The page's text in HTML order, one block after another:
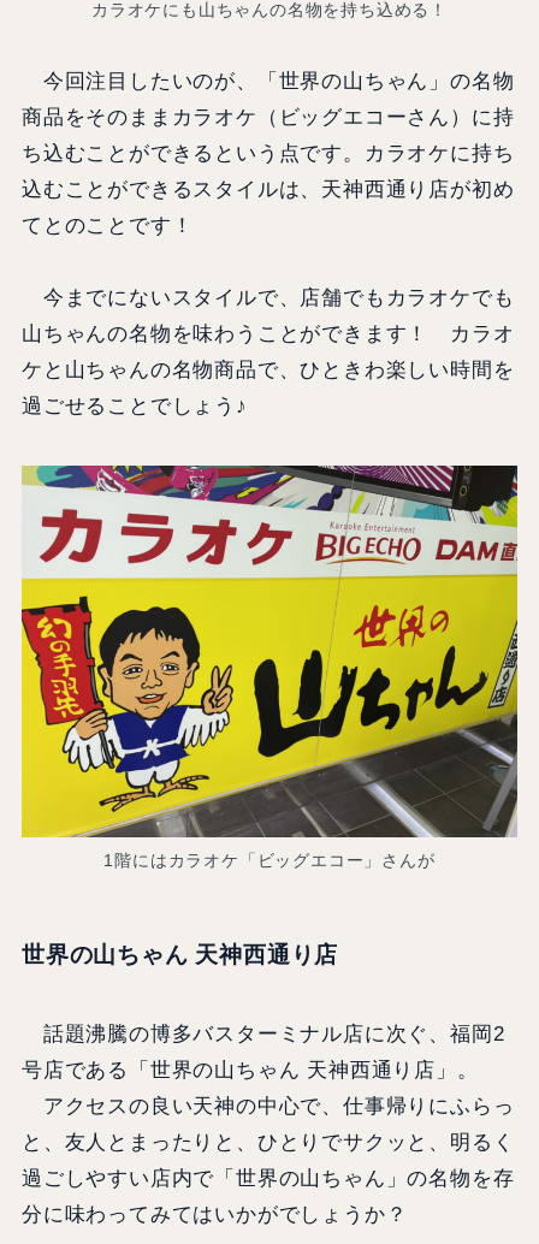
カラオケにも山ちゃんの名物を持ち込める！
今回注目したいのが、「世界の山ちゃん」の名物
商品をそのままカラオケ（ビッグエコーさん）に持
ち込むことができるという点です。カラオケに持ち
込むことができるスタイルは、天神西通り店が初め
てとのことです！
今までにないスタイルで、店舗でもカラオケでも
山ちゃんの名物を味わうことができます！ カラオ
ケと山ちゃんの名物商品で、ひときわ楽しい時間を
過ごせることでしょう♪
1階にはカラオケ「ビッグエコー」さんが
世界の山ちゃん 天神西通り店
話題沸騰の博多バスターミナル店に次ぐ、福岡2
号店である「世界の山ちゃん 天神西通り店」。
アクセスの良い天神の中心で、仕事帰りにふらっ
と、友人とまったりと、ひとりでサクッと、明るく
過ごしやすい店内で「世界の山ちゃん」の名物を存
分に味わってみてはいかがでしょうか？